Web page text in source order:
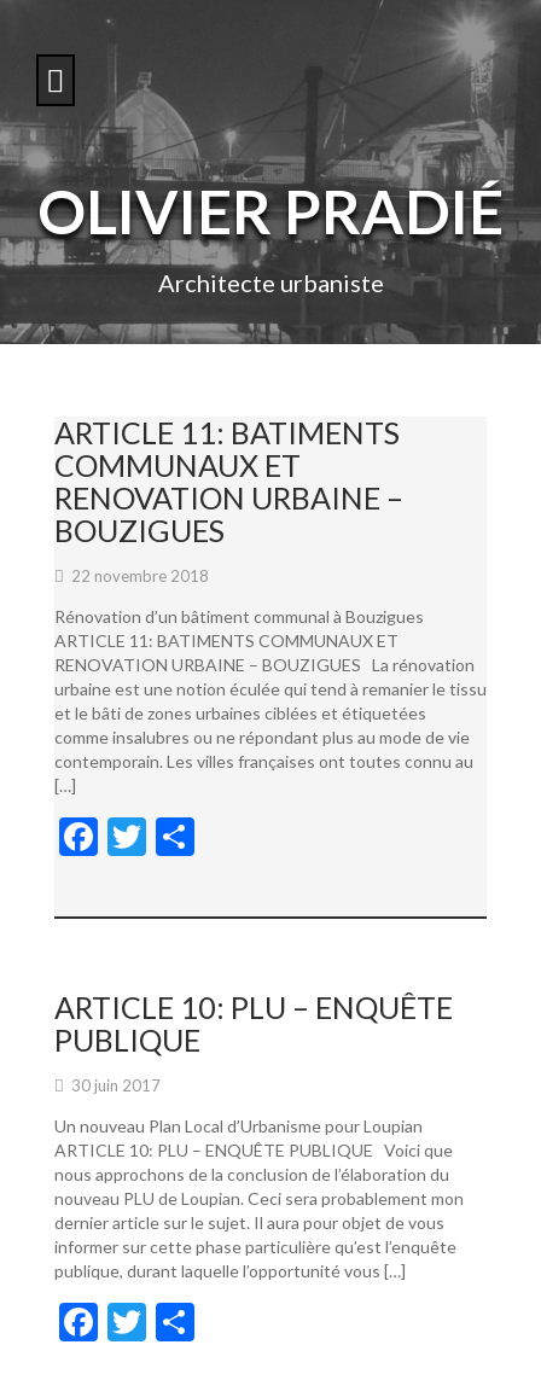
o
c
n
e
OLIVIER PRADIÉ
Architecte urbaniste
ARTICLE 11: BATIMENTS
COMMUNAUX ET
RENOVATION URBAINE –
BOUZIGUES
22 novembre 2018
Rénovation d’un bâtiment communal à Bouzigues
ARTICLE 11: BATIMENTS COMMUNAUX ET
RENOVATION URBAINE – BOUZIGUES La rénovation
urbaine est une notion éculée qui tend à remanier le tissu
et le bâti de zones urbaines ciblées et étiquetées
comme insalubres ou ne répondant plus au mode de vie
contemporain. Les villes françaises ont toutes connu au
[…]
F
e
o
o
k
T
itt ta
er
ARTICLE 10: PLU – ENQUÊTE
PUBLIQUE
30 juin 2017
Un nouveau Plan Local d’Urbanisme pour Loupian
ARTICLE 10: PLU – ENQUÊTE PUBLIQUE Voici que
nous approchons de la conclusion de l’élaboration du
nouveau PLU de Loupian. Ceci sera probablement mon
dernier article sur le sujet. Il aura pour objet de vous
informer sur cette phase particulière qu’est l’enquête
publique, durant laquelle l’opportunité vous […]
F
T